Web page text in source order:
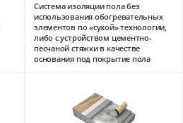
Система изоляции пола без
использования обогревательных
элементов по «сухой» технологии,
либо с устройством цементно-
песчаной стяжки в качестве
основания под покрытие пола